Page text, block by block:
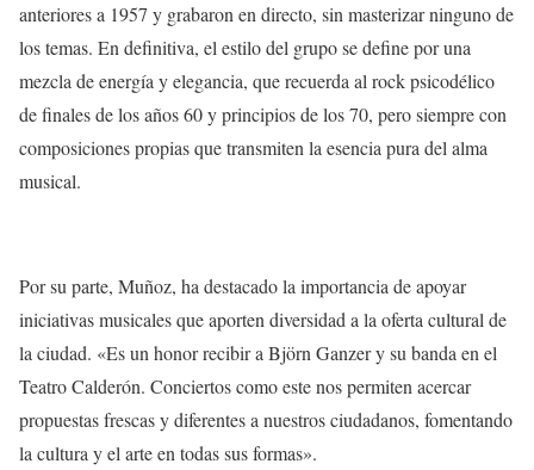
anteriores a 1957 y grabaron en directo, sin masterizar ninguno de
los temas. En definitiva, el estilo del grupo se define por una
mezcla de energía y elegancia, que recuerda al rock psicodélico
de finales de los años 60 y principios de los 70, pero siempre con
composiciones propias que transmiten la esencia pura del alma
musical.
Por su parte, Muñoz, ha destacado la importancia de apoyar
iniciativas musicales que aporten diversidad a la oferta cultural de
la ciudad. «Es un honor recibir a Björn Ganzer y su banda en el
Teatro Calderón. Conciertos como este nos permiten acercar
propuestas frescas y diferentes a nuestros ciudadanos, fomentando
la cultura y el arte en todas sus formas».